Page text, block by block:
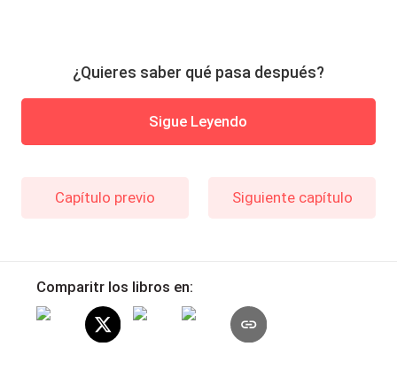
¿Quieres saber qué pasa después?
Sigue Leyendo
Capítulo previo Siguiente capítulo
Comparitr los libros en: